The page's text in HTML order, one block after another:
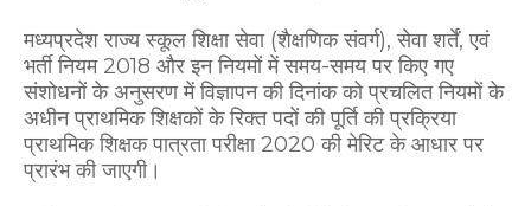
मध्यप्रदेश राज्य स्कूल शिक्षा सेवा (शैक्षणिक संवर्ग), सेवा शर्तें, एवं
भर्ती नियम 2018 और इन नियमों में समय-समय पर किए गए
संशोधनों के अनुसरण में विज्ञापन की दिनांक को प्रचलित नियमों के
अधीन प्राथमिक शिक्षकों के रिक्त पदों की पूर्ति की प्रक्रिया
प्राथमिक शिक्षक पात्रता परीक्षा 2020 की मेरिट के आधार पर
प्रारंभ की जाएगी।